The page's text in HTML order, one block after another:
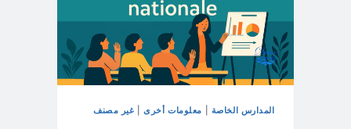
المدارس الخاصة معلومات أخرى| غير مصنف